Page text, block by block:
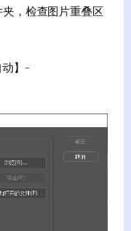
，检查图片重叠区
动】-